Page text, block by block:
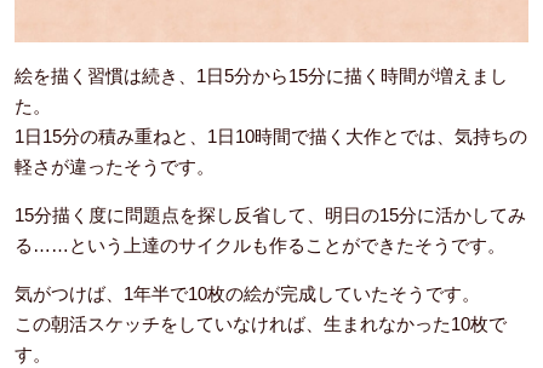
絵を描く習慣は続き、1日5分から15分に描く時間が増えまし
た。
1日15分の積み重ねと、1日10時間で描く大作とでは、気持ちの
軽さが違ったそうです。
15分描く度に問題点を探し反省して、明日の15分に活かしてみ
る……という上達のサイクルも作ることができたそうです。
気がつけば、1年半で10枚の絵が完成していたそうです。
この朝活スケッチをしていなければ、生まれなかった10枚で
す。